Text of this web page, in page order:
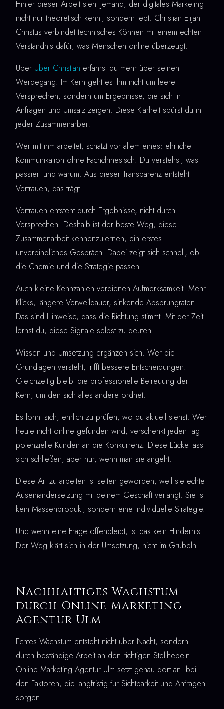
Hinter dieser Arbeit steht jemand, der digitales Marketing
nicht nur theoretisch kennt, sondern lebt. Christian Elijah
Christus verbindet technisches Können mit einem echten
Verständnis dafür, was Menschen online überzeugt.
Über Über Christian erfährst du mehr über seinen
Werdegang. Im Kern geht es ihm nicht um leere
Versprechen, sondern um Ergebnisse, die sich in
Anfragen und Umsatz zeigen. Diese Klarheit spürst du in
jeder Zusammenarbeit.
Wer mit ihm arbeitet, schätzt vor allem eines: ehrliche
Kommunikation ohne Fachchinesisch. Du verstehst, was
passiert und warum. Aus dieser Transparenz entsteht
Vertrauen, das trägt.
Vertrauen entsteht durch Ergebnisse, nicht durch
Versprechen. Deshalb ist der beste Weg, diese
Zusammenarbeit kennenzulernen, ein erstes
unverbindliches Gespräch. Dabei zeigt sich schnell, ob
die Chemie und die Strategie passen.
Auch kleine Kennzahlen verdienen Aufmerksamkeit. Mehr
Klicks, längere Verweildauer, sinkende Absprungraten:
Das sind Hinweise, dass die Richtung stimmt. Mit der Zeit
lernst du, diese Signale selbst zu deuten.
Wissen und Umsetzung ergänzen sich. Wer die
Grundlagen versteht, trifft bessere Entscheidungen.
Gleichzeitig bleibt die professionelle Betreuung der
Kern, um den sich alles andere ordnet.
Es lohnt sich, ehrlich zu prüfen, wo du aktuell stehst. Wer
heute nicht online gefunden wird, verschenkt jeden Tag
potenzielle Kunden an die Konkurrenz. Diese Lücke lässt
sich schließen, aber nur, wenn man sie angeht.
Diese Art zu arbeiten ist selten geworden, weil sie echte
Auseinandersetzung mit deinem Geschäft verlangt. Sie ist
kein Massenprodukt, sondern eine individuelle Strategie.
Und wenn eine Frage offenbleibt, ist das kein Hindernis.
Der Weg klärt sich in der Umsetzung, nicht im Grübeln.
Nachhaltiges Wachstum
durch Online Marketing
Agentur Ulm
Echtes Wachstum entsteht nicht über Nacht, sondern
durch beständige Arbeit an den richtigen Stellhebeln.
Online Marketing Agentur Ulm setzt genau dort an: bei
den Faktoren, die langfristig für Sichtbarkeit und Anfragen
sorgen.